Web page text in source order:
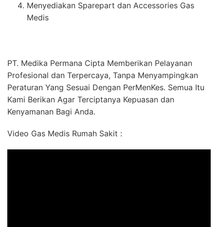
Menyediakan Sparepart dan Accessories Gas
Medis
PT. Medika Permana Cipta Memberikan Pelayanan
Profesional dan Terpercaya, Tanpa Menyampingkan
Peraturan Yang Sesuai Dengan PerMenKes. Semua Itu
Kami Berikan Agar Terciptanya Kepuasan dan
Kenyamanan Bagi Anda.
Video Gas Medis Rumah Sakit :